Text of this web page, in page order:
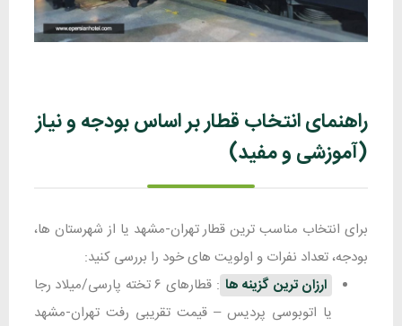
راهنمای انتخاب قطار بر اساس بودجه و نیاز
(آموزشی و مفید)
برای انتخاب مناسب ترین قطار تهران-مشهد یا از شهرستان ها،
بودجه، تعداد نفرات و اولویت های خود را بررسی کنید:
ارزان ترین گزینه ها
: قطارهای ۶ تخته پارسی/میلاد رجا
یا اتوبوسی پردیس – قیمت تقریبی رفت تهران-مشهد